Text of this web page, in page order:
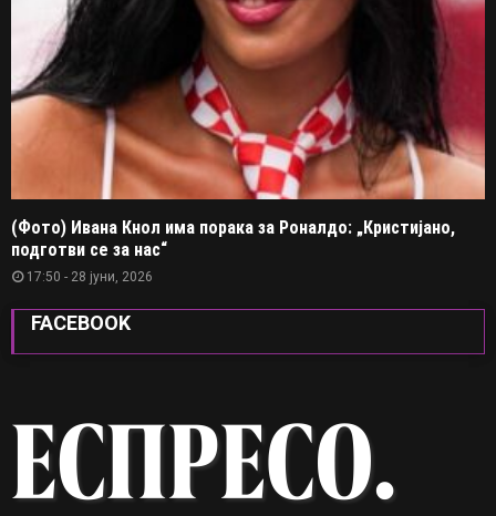
(Фото) Ивана Кнол има порака за Роналдо: „Кристијано,
подготви се за нас“
17:50 - 28 јуни, 2026
FACEBOOK